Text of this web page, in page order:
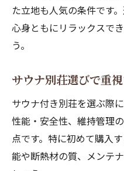
た立地も人気の条件です
心身ともにリラックスで
う。
サウナ別荘選びで重
サウナ付き別荘を選ぶ際
性能・安全性、維持管理
点です。特に初めて購入
能や断熱材の質、メンテ